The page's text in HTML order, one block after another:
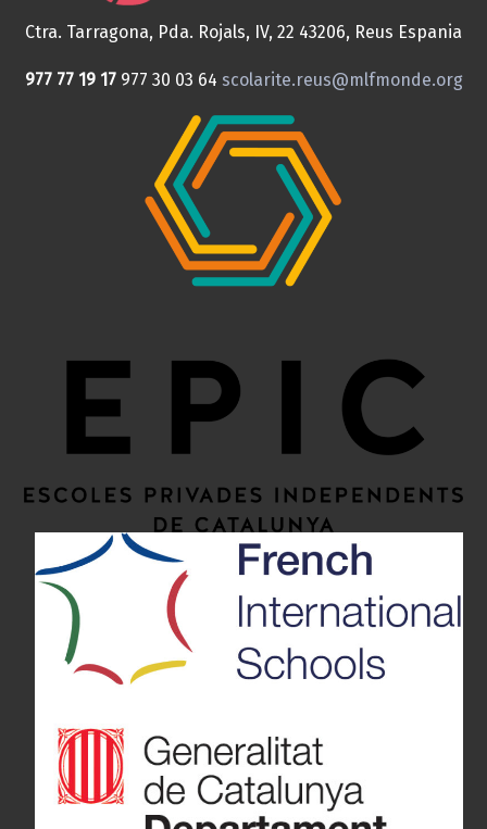
Ctra. Tarragona, Pda. Rojals, IV, 22 43206, Reus Espania
977 77 19 17 977 30 03 64 scolarite.reus@mlfmonde.org